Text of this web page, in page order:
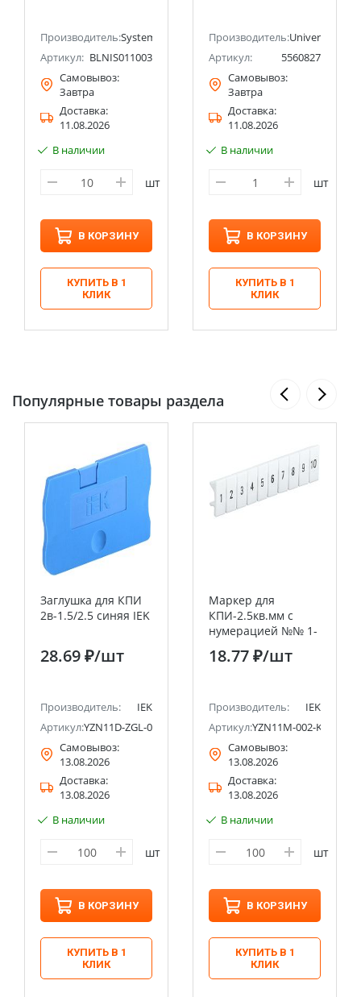
(ранее Schneider Electric)
Производитель:Systeme Electric (ранее Schneider Electric)
Артикул: BLNIS011003
Самовывоз:
Завтра
Доставка:
11.08.2026
В наличии
шт
В КОРЗИНУ
КУПИТЬ В 1
КЛИК
Производитель:Universal
Артикул:
5560827
Самовывоз:
Завтра
Доставка:
11.08.2026
В наличии
шт
В КОРЗИНУ
КУПИТЬ В 1
КЛИК
Популярные товары раздела
Заглушка для КПИ
2в-1.5/2.5 синяя IEK
28.69 ₽/шт
Производитель:
IEK
Артикул:YZN11D-ZGL-002-K07
Самовывоз:
13.08.2026
Доставка:
13.08.2026
В наличии
шт
В КОРЗИНУ
КУПИТЬ В 1
КЛИК
Маркер для
КПИ-2.5кв.мм с
нумерацией №№ 1-
18.77 ₽/шт
Производитель:
IEK
Артикул:YZN11M-002-K00-10
Самовывоз:
13.08.2026
Доставка:
13.08.2026
В наличии
шт
В КОРЗИНУ
КУПИТЬ В 1
КЛИК